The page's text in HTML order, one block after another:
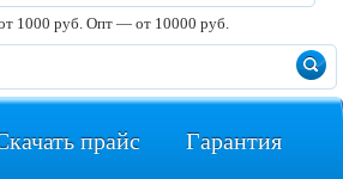
1000 руб. Опт — от 10000 руб.
прайс Гарантия